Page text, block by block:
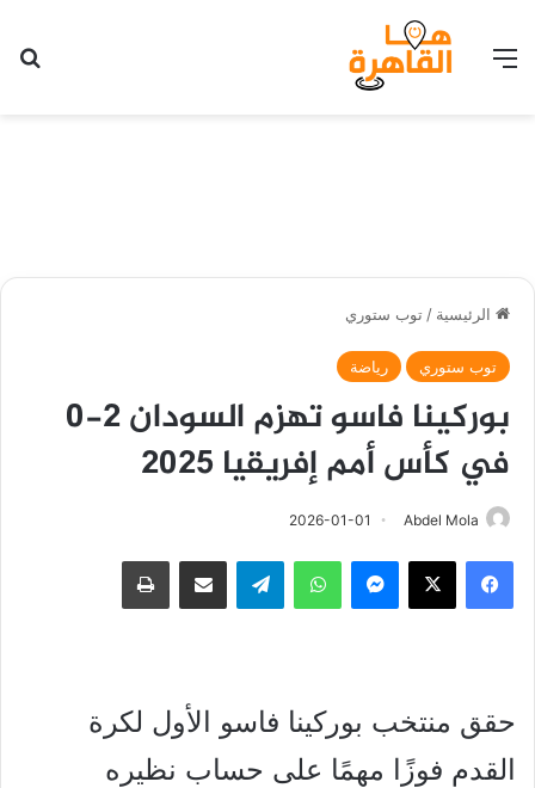
القائمة
الرئيسية / توب ستوري
توب ستوري رياضة
بوركينا فاسو تهزم السودان 2-0
في كأس أمم إفريقيا 2025
Abdel Mola
2026-01-01
فيسبوك ‫X ماسنجر واتساب تيلقرام مشاركة عبر البريد طباعة
حقق منتخب بوركينا فاسو الأول لكرة
القدم فوزًا مهمًا على حساب نظيره